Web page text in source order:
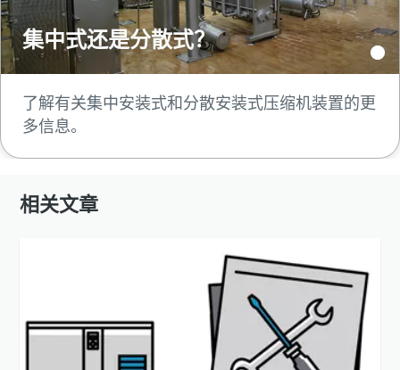
集中式还是分散式？
了解有关集中安装式和分散安装式压缩机装置的更
多信息。
相关文章